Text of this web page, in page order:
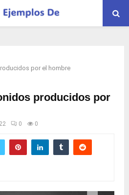
por el hombre
producidos por
0 0